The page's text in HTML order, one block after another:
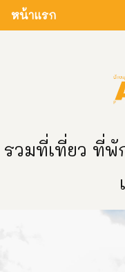
หน้าแรก
รวมที่เที่ยว ที่พั